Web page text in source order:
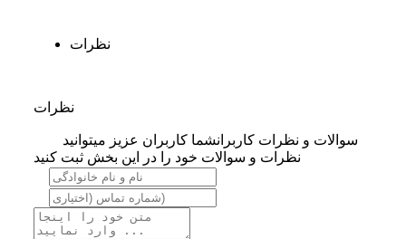
نظرات
نظرات
سوالات و نظرات کاربرانشما کاربران عزیز میتوانید
نظرات و سوالات خود را در این بخش ثبت کنید